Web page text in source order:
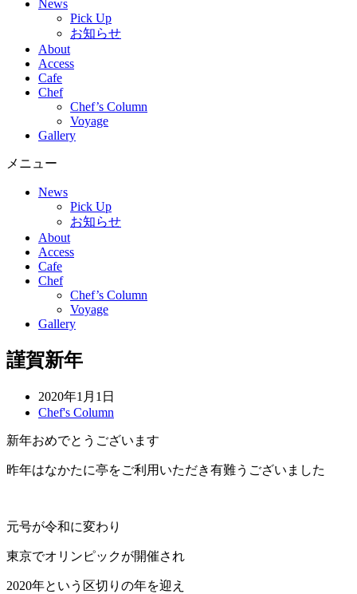
News
Pick Up
お知らせ
About
Access
Cafe
Chef
Chef’s Column
Voyage
Gallery
メニュー
News
Pick Up
お知らせ
About
Access
Cafe
Chef
Chef’s Column
Voyage
Gallery
謹賀新年
2020年1月1日
Chef's Column
新年おめでとうございます
昨年はなかたに亭をご利用いただき有難うございました
元号が令和に変わり
東京でオリンピックが開催され
2020年という区切りの年を迎え